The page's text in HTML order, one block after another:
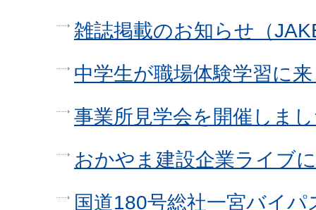
雑誌掲載のお知らせ（
中学生が職場体験学習に
事業所見学会を開催しま
おかやま建設企業ライブ
国道180号総社一宮バイパ